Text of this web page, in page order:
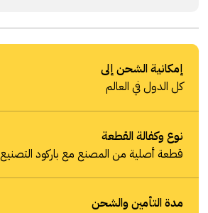
إمكانية الشحن إلى
كل الدول في العالم
نوع وكفالة القطعة
قطعة أصلية من المصنع مع باركود التصنيع
مدة التأمين والشحن